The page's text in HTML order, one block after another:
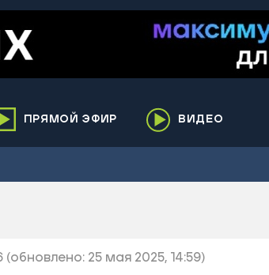
ПРЯМОЙ ЭФИР ВИДЕО
(обновлено: 25 мая 2025, 14:59)